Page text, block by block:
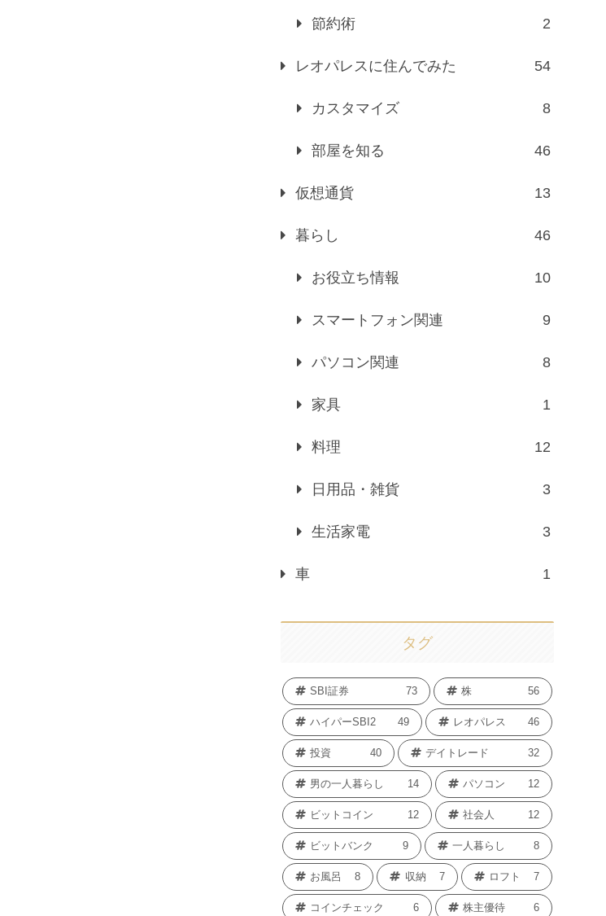
節約術 2
レオパレスに住んでみた 54
カスタマイズ 8
部屋を知る 46
仮想通貨 13
暮らし 46
お役立ち情報 10
スマートフォン関連 9
パソコン関連 8
家具 1
料理 12
日用品・雑貨 3
生活家電 3
車 1
タグ
SBI証券 73 株 56
ハイパーSBI2 49 レオパレス 46
投資 40 デイトレード 32
男の一人暮らし 14 パソコン 12
ビットコイン 12 社会人 12
ビットバンク 9 一人暮らし 8
お風呂 8 収納 7 ロフト 7
コインチェック 6 株主優待 6